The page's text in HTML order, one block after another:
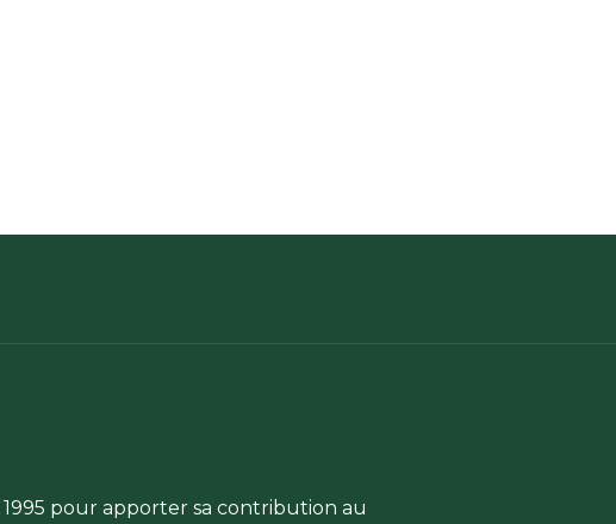
1995 pour apporter sa contribution au